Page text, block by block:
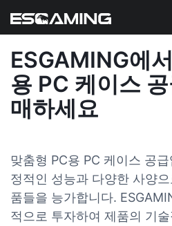
ESGAMING에
용 PC 케이스
매하세요
맞춤형 PC용 PC 케이스 공
정적인 성능과 다양한 사양
품들을 능가합니다.
적으로 투자하여 제품의 기